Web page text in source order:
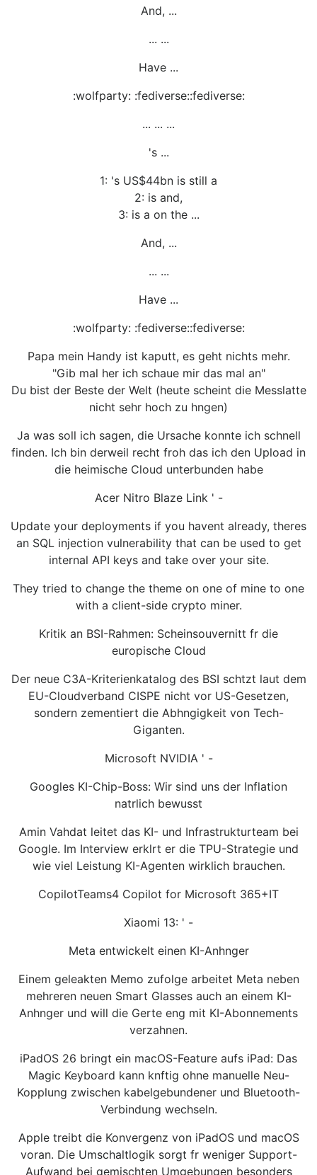
And, ...
... ...
Have ...
:wolfparty: :fediverse::fediverse:
... ... ...
's ...
1: 's US$44bn is still a
2: is and,
3: is a on the ...
And, ...
... ...
Have ...
:wolfparty: :fediverse::fediverse:
Papa mein Handy ist kaputt, es geht nichts mehr.
"Gib mal her ich schaue mir das mal an"
Du bist der Beste der Welt (heute scheint die Messlatte
nicht sehr hoch zu hngen)
Ja was soll ich sagen, die Ursache konnte ich schnell
finden. Ich bin derweil recht froh das ich den Upload in
die heimische Cloud unterbunden habe
Acer Nitro Blaze Link ' -
Update your deployments if you havent already, theres
an SQL injection vulnerability that can be used to get
internal API keys and take over your site.
They tried to change the theme on one of mine to one
with a client-side crypto miner.
Kritik an BSI-Rahmen: Scheinsouvernitt fr die
europische Cloud
Der neue C3A-Kriterienkatalog des BSI schtzt laut dem
EU-Cloudverband CISPE nicht vor US-Gesetzen,
sondern zementiert die Abhngigkeit von Tech-
Giganten.
Microsoft NVIDIA ' -
Googles KI-Chip-Boss: Wir sind uns der Inflation
natrlich bewusst
Amin Vahdat leitet das KI- und Infrastrukturteam bei
Google. Im Interview erklrt er die TPU-Strategie und
wie viel Leistung KI-Agenten wirklich brauchen.
CopilotTeams4 Copilot for Microsoft 365+IT
Xiaomi 13: ' -
Meta entwickelt einen KI-Anhnger
Einem geleakten Memo zufolge arbeitet Meta neben
mehreren neuen Smart Glasses auch an einem KI-
Anhnger und will die Gerte eng mit KI-Abonnements
verzahnen.
iPadOS 26 bringt ein macOS-Feature aufs iPad: Das
Magic Keyboard kann knftig ohne manuelle Neu-
Kopplung zwischen kabelgebundener und Bluetooth-
Verbindung wechseln.
Apple treibt die Konvergenz von iPadOS und macOS
voran. Die Umschaltlogik sorgt fr weniger Support-
Aufwand bei gemischten Umgebungen besonders